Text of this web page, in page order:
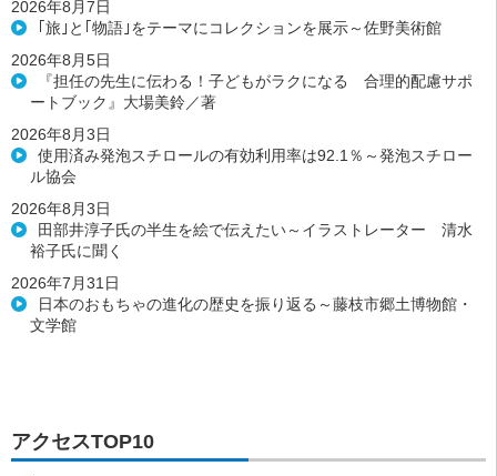
2026年8月7日
｢旅｣と｢物語｣をテーマにコレクションを展示～佐野美術館
2026年8月5日
『担任の先生に伝わる！子どもがラクになる 合理的配慮サポ
ートブック』大場美鈴／著
2026年8月3日
使用済み発泡スチロールの有効利用率は92.1％～発泡スチロー
ル協会
2026年8月3日
田部井淳子氏の半生を絵で伝えたい～イラストレーター 清水
裕子氏に聞く
2026年7月31日
日本のおもちゃの進化の歴史を振り返る～藤枝市郷土博物館・
文学館
アクセスTOP10